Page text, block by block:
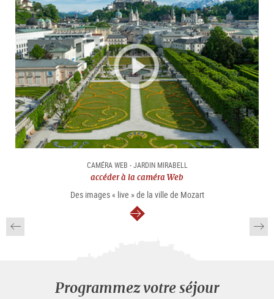
CAMÉRA WEB - JARDIN MIRABELL
accéder à la caméra Web
Des images « live » de la ville de Mozart
Continuer
Programmez votre séjour